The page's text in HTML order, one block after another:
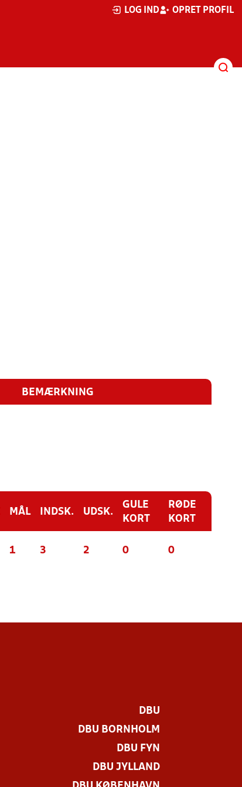
LOG IND OPRET PROFIL
BEMÆRKNING
MÅL INDSK. UDSK.
GULE
KORT
RØDE
KORT
1 3 2 0 0
DBU
DBU BORNHOLM
DBU FYN
DBU JYLLAND